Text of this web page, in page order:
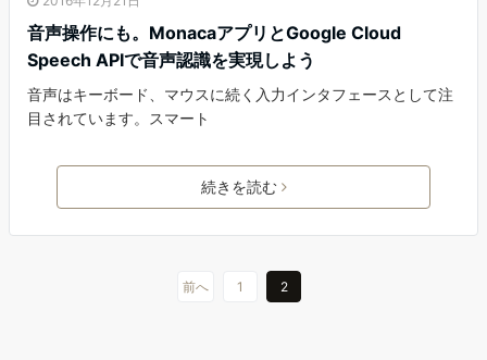
音声操作にも。MonacaアプリとGoogle Cloud
Speech APIで音声認識を実現しよう
音声はキーボード、マウスに続く入力インタフェースとして注
目されています。スマート
続きを読む
前へ 1 2